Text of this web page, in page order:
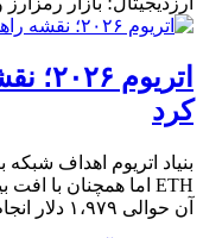
کرد
آن حوالی ۱،۹۷۹ دلار انجام می‌شود.